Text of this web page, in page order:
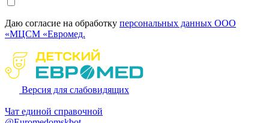
Даю согласие на обработку персональных данных ООО
«МЦСМ «Евромед.
Версия для слабовидящих
Чат единой справочной